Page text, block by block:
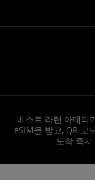
베스트 라틴 아메리
eSIM을 받고, QR 코
도착 즉